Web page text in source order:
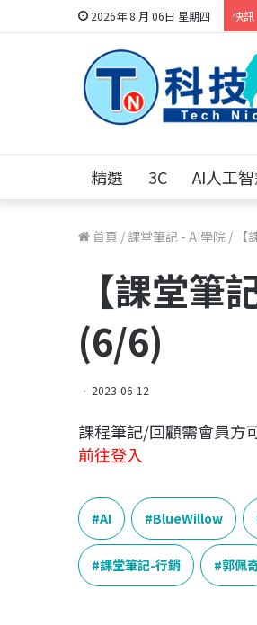
2026年 8 月 06日 星期四 快訊
精選 3C AI人工
首頁 / 課堂筆記 - AI學院 /
【課堂
(6/6)
2023-06-12
課程筆記/回顧需會員方
前往登入
AI BlueWillow
課堂筆記-行銷 郭佩